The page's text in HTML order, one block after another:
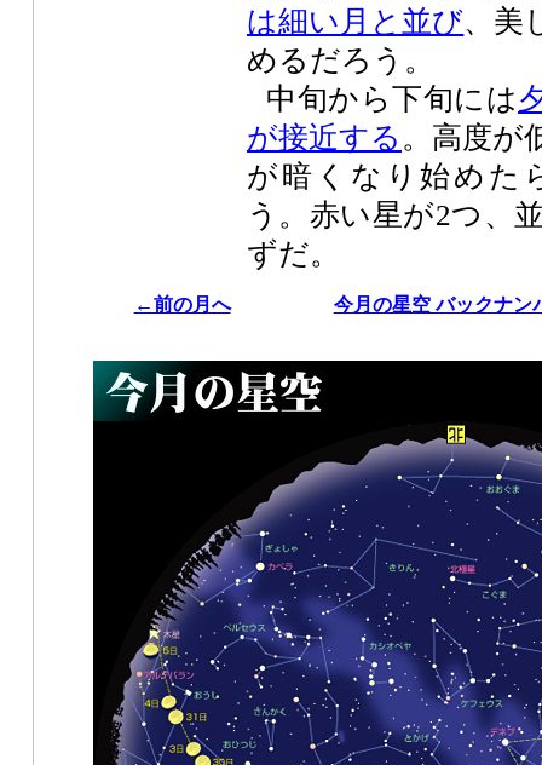
は細い月と並び、美
めるだろう。
中旬から下旬には
が接近する 。高度が
が暗くなり始めた
う。赤い星が2つ、
ずだ。
←前の月へ 今月の星空 バックナン